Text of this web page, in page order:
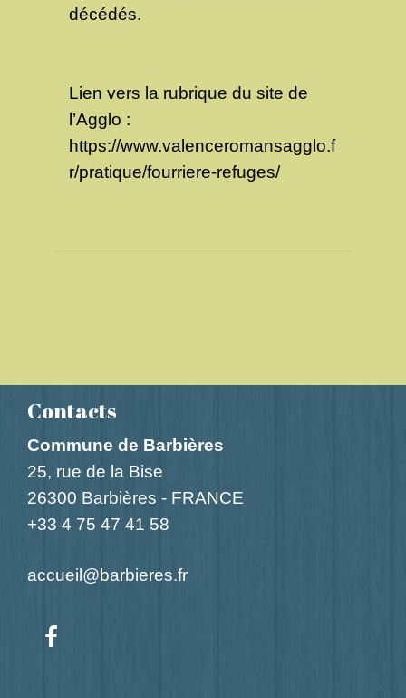
décédés.
Lien vers la rubrique du site de
l’Agglo :
https://www.valenceromansagglo.f
r/pratique/fourriere-refuges/
Contacts
Commune de Barbières
25, rue de la Bise
26300 Barbières - FRANCE
+33 4 75 47 41 58
accueil@barbieres.fr